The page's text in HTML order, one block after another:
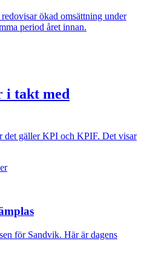
ökad omsättning under
period året innan.
i takt med
det gäller KPI och KPIF. Det visar
för Sandvik. Här är dagens